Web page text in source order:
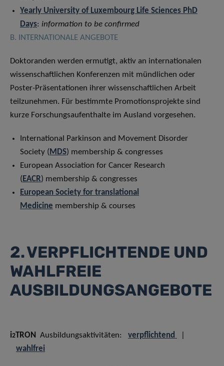
Yearly University of Luxembourg Life Sciences PhD
Days: information to be confirmed
B. INTERNATIONALE ANGEBOTE
Doktoranden werden ermutigt, aktiv an internationalen
wissenschaftlichen Konferenzen mit mündlichen oder
Poster-Präsentationen ihrer wissenschaftlichen Arbeit
teilzunehmen. Für bestimmte Promotionsprojekte sind
kurze Forschungsaufenthalte im Ausland vorgesehen.
International Parkinson and Movement Disorder
Society ( MDS) membership & congresses
European Association for Cancer Research
( EACR) membership & congresses
European Society for translational
Medicine membership & courses
2. VERPFLICHTENDE UND
WAHLFREIE
AUSBILDUNGSANGEBOTE
i2TRON Ausbildungsaktivitäten: verpflichtend
wahlfrei